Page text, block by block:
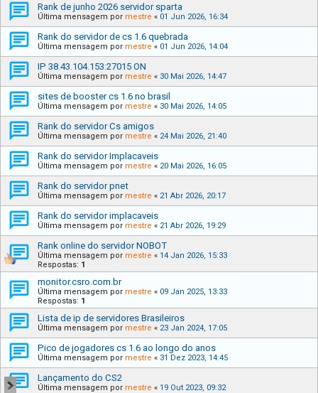
Rank de junho 2026 servidor sparta
Última mensagem por mestre « 01 Jun 2026, 16:34
Rank do servidor de cs 1.6 quebrada
Última mensagem por mestre « 01 Jun 2026, 14:04
IP 38.43.104.153:27015 ON
Última mensagem por mestre « 30 Mai 2026, 14:47
sites de booster cs 1.6 no brasil
Última mensagem por mestre « 30 Mai 2026, 14:05
Rank do servidor Cs amigos
Última mensagem por mestre « 24 Mai 2026, 21:40
Rank do servidor Implacaveis
Última mensagem por mestre « 20 Mai 2026, 16:05
Rank do servidor pnet
Última mensagem por mestre « 21 Abr 2026, 20:17
Rank do servidor implacaveis
Última mensagem por mestre « 21 Abr 2026, 19:29
Rank online do servidor NOBOT
Última mensagem por mestre « 14 Jan 2026, 15:33
Respostas: 1
monitor.csro.com.br
Última mensagem por mestre « 09 Jan 2025, 13:33
Respostas: 1
Lista de ip de servidores Brasileiros
Última mensagem por mestre « 23 Jan 2024, 17:05
Pico de jogadores cs 1.6 ao longo do anos
Última mensagem por mestre « 31 Dez 2023, 14:45
Lançamento do CS2
Última mensagem por mestre « 19 Out 2023, 09:32